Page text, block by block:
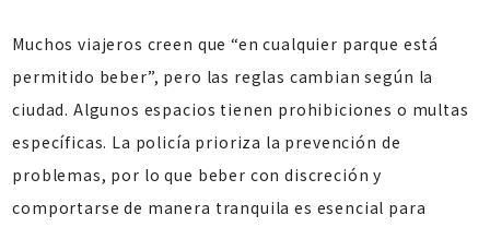
Muchos viajeros creen que “en cualquier parque está
permitido beber”, pero las reglas cambian según la
ciudad. Algunos espacios tienen prohibiciones o multas
específicas. La policía prioriza la prevención de
problemas, por lo que beber con discreción y
comportarse de manera tranquila es esencial para